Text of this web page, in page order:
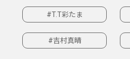
#T.T彩たま
#吉村真晴